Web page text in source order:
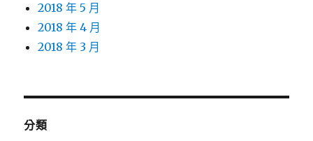
2018 年 5 月
2018 年 4 月
2018 年 3 月
分類